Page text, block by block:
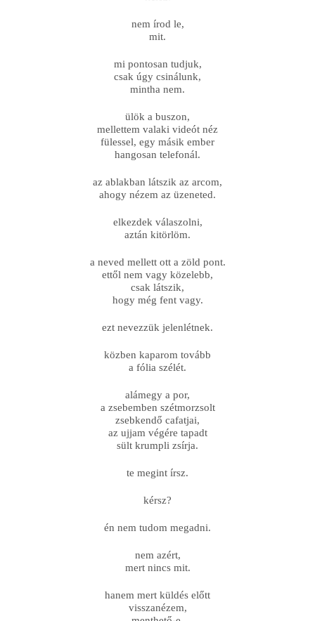
nem írod le,
mit.
mi pontosan tudjuk,
csak úgy csinálunk,
mintha nem.
ülök a buszon,
mellettem valaki videót néz
fülessel, egy másik ember
hangosan telefonál.
az ablakban látszik az arcom,
ahogy nézem az üzeneted.
elkezdek válaszolni,
aztán kitörlöm.
a neved mellett ott a zöld pont.
ettől nem vagy közelebb,
csak látszik,
hogy még fent vagy.
ezt nevezzük jelenlétnek.
közben kaparom tovább
a fólia szélét.
alámegy a por,
a zsebemben szétmorzsolt
zsebkendő cafatjai,
az ujjam végére tapadt
sült krumpli zsírja.
te megint írsz.
kérsz?
én nem tudom megadni.
nem azért,
mert nincs mit.
hanem mert küldés előtt
visszanézem,